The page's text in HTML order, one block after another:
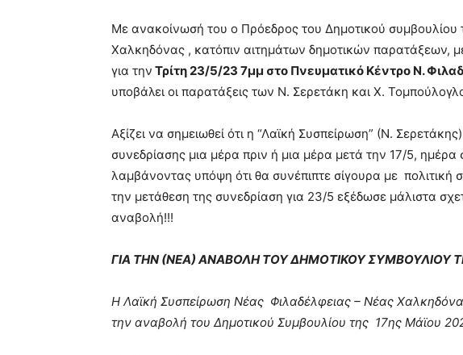
Με ανακοίνωσή του ο Πρόεδρος του Δημοτικού
Χαλκηδόνας , κατόπιν αιτημάτων δημοτικών παρατάξεων,
για την Τρίτη 23/5/23 7μμ στο Πνευματικό Κέντρο Ν.
υποβάλει οι παρατάξεις των Ν. Σερετάκη και Χ.
Αξίζει να σημειωθεί ότι η “Λαϊκή Συσπείρωση” (Ν.
συνεδρίασης μια μέρα πριν ή μια μέρα μετά την 17/5,
λαμβάνοντας υπόψη ότι θα συνέπιπτε σίγουρα με
την μετάθεση της συνεδρίαση για 23/5 εξέδωσε μάλιστα
αναβολή!!!
ΓΙΑ ΤΗΝ (ΝΕΑ) ΑΝΑΒΟΛΗ ΤΟΥ ΔΗΜΟΤΙΚΟΥ ΣΥΜΒΟΥΛΙΟΥ
Η Λαϊκή Συσπείρωση Νέας Φιλαδέλφειας – Νέας
την αναβολή του Δημοτικού Συμβουλίου της 17ης Μάϊου